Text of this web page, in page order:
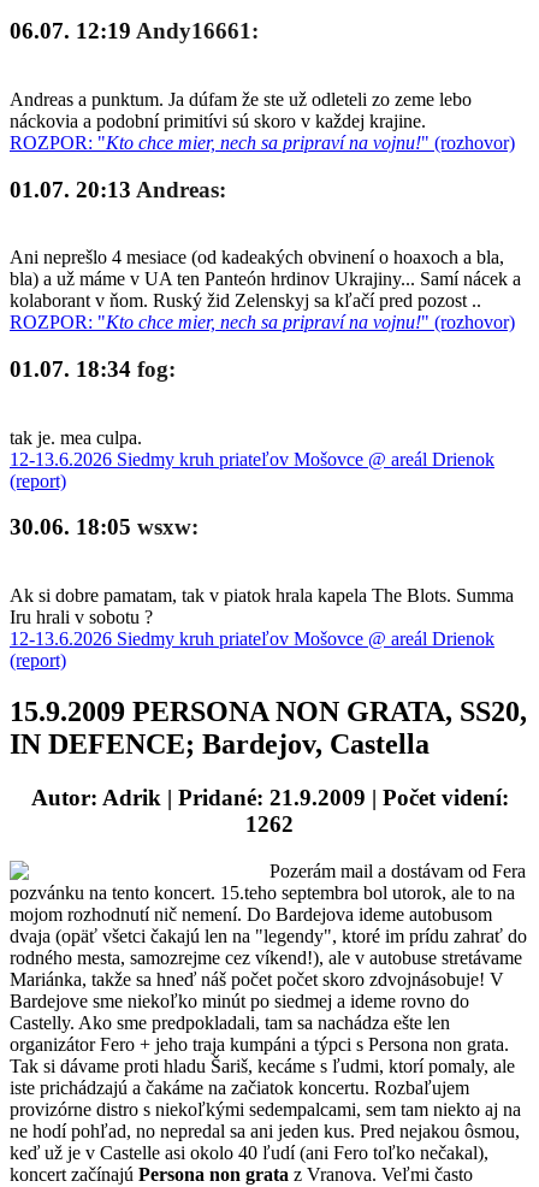
06.07. 12:19 Andy16661:
Andreas a punktum. Ja dúfam že ste už odleteli zo zeme lebo
náckovia a podobní primitívi sú skoro v každej krajine.
ROZPOR: "Kto chce mier, nech sa pripraví na vojnu!" (rozhovor)
01.07. 20:13 Andreas:
Ani neprešlo 4 mesiace (od kadeakých obvinení o hoaxoch a bla,
bla) a už máme v UA ten Panteón hrdinov Ukrajiny... Samí nácek a
kolaborant v ňom. Ruský žid Zelenskyj sa kľačí pred pozost ..
ROZPOR: "Kto chce mier, nech sa pripraví na vojnu!" (rozhovor)
01.07. 18:34 fog:
tak je. mea culpa.
12-13.6.2026 Siedmy kruh priateľov Mošovce @ areál Drienok
(report)
30.06. 18:05 wsxw:
Ak si dobre pamatam, tak v piatok hrala kapela The Blots. Summa
Iru hrali v sobotu ?
12-13.6.2026 Siedmy kruh priateľov Mošovce @ areál Drienok
(report)
15.9.2009 PERSONA NON GRATA, SS20,
IN DEFENCE; Bardejov, Castella
Autor: Adrik | Pridané: 21.9.2009 | Počet videní:
1262
Pozerám mail a dostávam od Fera
pozvánku na tento koncert. 15.teho septembra bol utorok, ale to na
mojom rozhodnutí nič nemení. Do Bardejova ideme autobusom
dvaja (opäť všetci čakajú len na "legendy", ktoré im prídu zahrať do
rodného mesta, samozrejme cez víkend!), ale v autobuse stretávame
Mariánka, takže sa hneď náš počet počet skoro zdvojnásobuje! V
Bardejove sme niekoľko minút po siedmej a ideme rovno do
Castelly. Ako sme predpokladali, tam sa nachádza ešte len
organizátor Fero + jeho traja kumpáni a týpci s Persona non grata.
Tak si dávame proti hladu Šariš, kecáme s ľudmi, ktorí pomaly, ale
iste prichádzajú a čakáme na začiatok koncertu. Rozbaľujem
provizórne distro s niekoľkými sedempalcami, sem tam niekto aj na
ne hodí pohľad, no nepredal sa ani jeden kus. Pred nejakou ôsmou,
keď už je v Castelle asi okolo 40 ľudí (ani Fero toľko nečakal),
koncert začínajú Persona non grata z Vranova. Veľmi často